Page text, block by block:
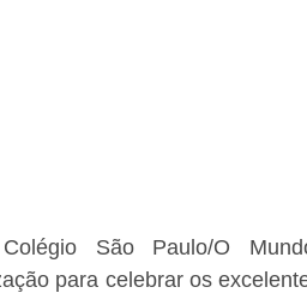
São Paulo/O
para celebrar os